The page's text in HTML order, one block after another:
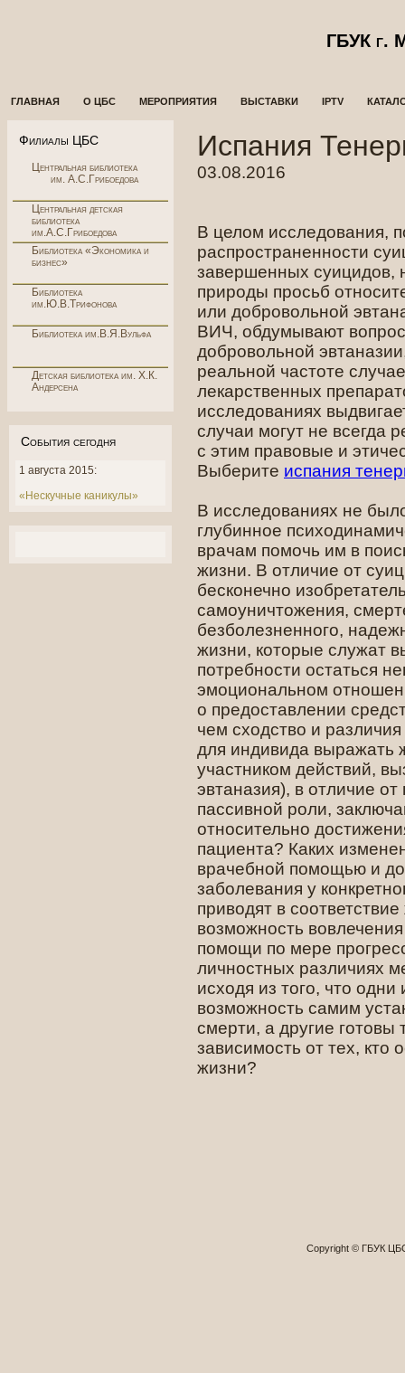
ГБУК г.
ГЛАВНАЯ О ЦБС МЕРОПРИЯТИЯ ВЫСТАВКИ IPTV
Филиалы ЦБС
Центральная библиотека
им. А.С.Грибоедова
Центральная детская
библиотека
им.А.С.Грибоедова
Библиотека «Экономика и
бизнес»
Библиотека
им.Ю.В.Трифонова
Библиотека им.В.Я.Вульфа
Детская библиотека им. Х.К.
Андерсена
События сегодня
1 августа 2015:
«Нескучные каникулы»
Испания
03.08.2016
В целом исследования,
распространенности
завершенных суицидов,
природы просьб
или добровольной
ВИЧ, обдумывают
добровольной
реальной частоте
лекарственных
исследованиях
случаи могут не всегда
с этим правовые и
Выберите испания
В исследованиях не
глубинное
врачам помочь им в
жизни. В отличие от
бесконечно
самоуничтожения,
безболезненного,
жизни, которые служат
потребности остаться
эмоциональном
о предоставлении
чем сходство и
для индивида выражать
участником действий,
эвтаназия), в отличие
пассивной роли,
относительно
пациента? Каких
врачебной помощью и
заболевания у
приводят в
возможность
помощи по мере
личностных различиях
исходя из того, что
возможность самим
смерти, а другие готовы
зависимость от тех, кто
жизни?
Copyright © ГБУК